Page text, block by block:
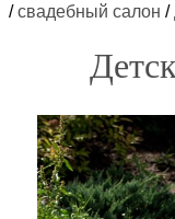
/свадебный салон /